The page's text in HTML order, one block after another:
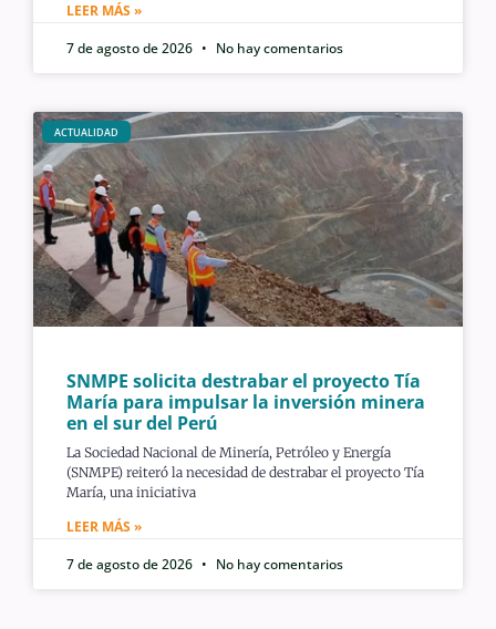
LEER MÁS »
7 de agosto de 2026
No hay comentarios
ACTUALIDAD
SNMPE solicita destrabar el proyecto Tía
María para impulsar la inversión minera
en el sur del Perú
La Sociedad Nacional de Minería, Petróleo y Energía
(SNMPE) reiteró la necesidad de destrabar el proyecto Tía
María, una iniciativa
LEER MÁS »
7 de agosto de 2026
No hay comentarios